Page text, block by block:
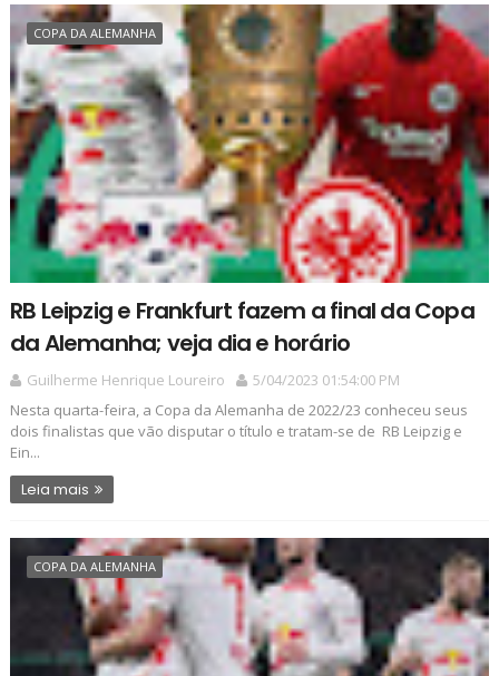
COPA DA ALEMANHA
RB Leipzig e Frankfurt fazem a final da Copa
da Alemanha; veja dia e horário
Guilherme Henrique Loureiro
5/04/2023 01:54:00 PM
Nesta quarta-feira, a Copa da Alemanha de 2022/23 conheceu seus
dois finalistas que vão disputar o título e tratam-se de RB Leipzig e
Ein...
Leia mais
COPA DA ALEMANHA